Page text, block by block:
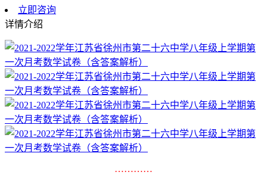
立即咨询
详情介绍
…………